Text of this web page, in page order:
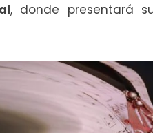
, donde presentará